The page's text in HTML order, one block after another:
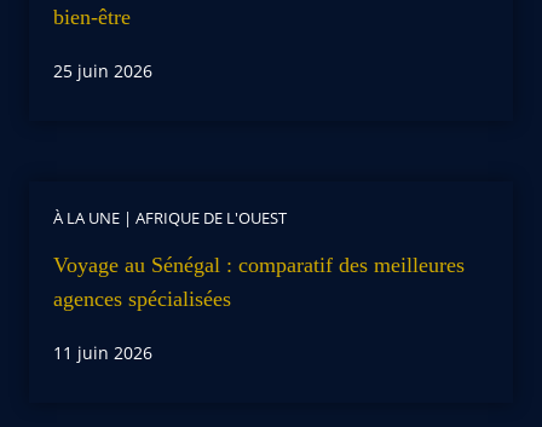
bien-être
25 juin 2026
À LA UNE | AFRIQUE DE L'OUEST
Voyage au Sénégal : comparatif des meilleures
agences spécialisées
11 juin 2026